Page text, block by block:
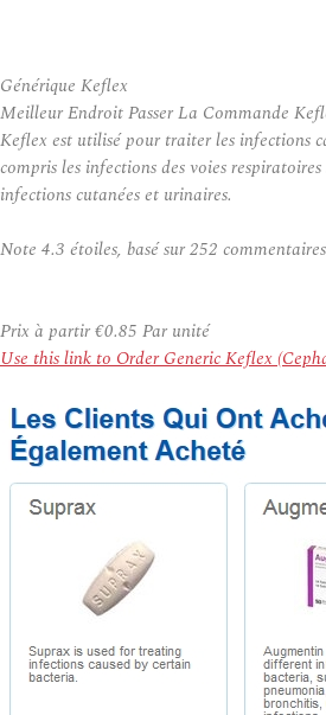
Générique Keflex
Meilleur Endroit Passer La Commande
Keflex est utilisé pour traiter les infections
compris les infections des voies
infections cutanées et urinaires.
Note 4.3 étoiles, basé sur252
Prix à partir€0.85 Par unité
Use this link to Order Generic Keflex